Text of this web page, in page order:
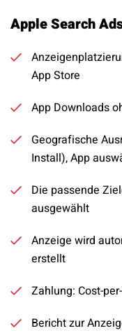
Apple Search
App Store
App Downloads
Geografische
Install), App
Die passende
ausgewählt
Anzeige wird
erstellt
Zahlung: Cost-
Bericht zur